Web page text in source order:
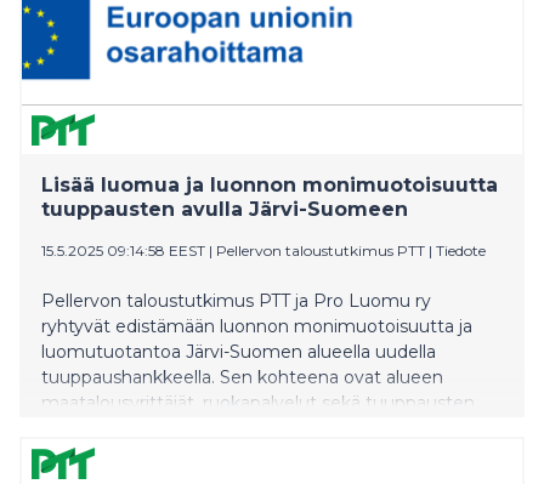
Lisää luomua ja luonnon monimuotoisuutta
tuuppausten avulla Järvi-Suomeen
15.5.2025 09:14:58 EEST | Pellervon taloustutkimus PTT | Tiedote
Pellervon taloustutkimus PTT ja Pro Luomu ry
ryhtyvät edistämään luonnon monimuotoisuutta ja
luomutuotantoa Järvi-Suomen alueella uudella
tuuppaushankkeella. Sen kohteena ovat alueen
maatalousyrittäjät, ruokapalvelut sekä tuuppausten